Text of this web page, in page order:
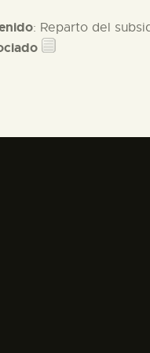
: Reparto del